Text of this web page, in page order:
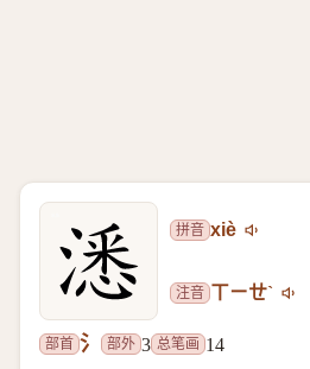
拼音 xiè
注音 ㄒㄧㄝˋ
部首 氵 部外 3 总笔画 14